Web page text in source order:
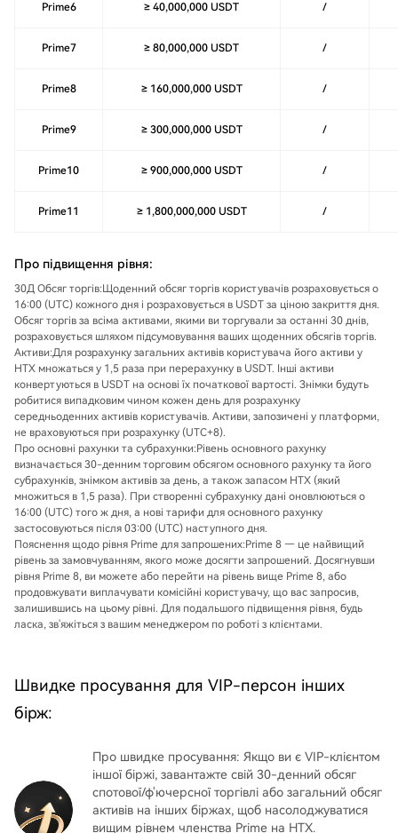
Prime6 ≥ 40,000,000 USDT /
Prime7 ≥ 80,000,000 USDT /
Prime8 ≥ 160,000,000 USDT /
Prime9 ≥ 300,000,000 USDT /
Prime10 ≥ 900,000,000 USDT /
Prime11 ≥ 1,800,000,000 USDT /
Про підвищення рівня:
30Д Обсяг торгів:Щоденний обсяг торгів користувачів розраховується о
16:00 (UTC) кожного дня і розраховується в USDT за ціною закриття дня.
Обсяг торгів за всіма активами, якими ви торгували за останні 30 днів,
розраховується шляхом підсумовування ваших щоденних обсягів торгів.
Активи:Для розрахунку загальних активів користувача його активи у
НТX множаться у 1,5 раза при перерахунку в USDT. Інші активи
конвертуються в USDT на основі їх початкової вартості. Знімки будуть
робитися випадковим чином кожен день для розрахунку
середньоденних активів користувачів. Активи, запозичені у платформи,
не враховуються при розрахунку (UTC+8).
Про основні рахунки та субрахунки:Рівень основного рахунку
визначається 30-денним торговим обсягом основного рахунку та його
субрахунків, знімком активів за день, а також запасом HTX (який
множиться в 1,5 раза). При створенні субрахунку дані оновлюються о
16:00 (UTC) того ж дня, а нові тарифи для основного рахунку
застосовуються після 03:00 (UTC) наступного дня.
Пояснення щодо рівня Prime для запрошених:Prime 8 — це найвищий
рівень за замовчуванням, якого може досягти запрошений. Досягнувши
рівня Prime 8, ви можете або перейти на рівень вище Prime 8, або
продовжувати виплачувати комісійні користувачу, що вас запросив,
залишившись на цьому рівні. Для подальшого підвищення рівня, будь
ласка, зв'яжіться з вашим менеджером по роботі з клієнтами.
Швидке просування для VIP-персон інших
бірж:
Про швидке просування: Якщо ви є VIP-клієнтом
іншої біржі, завантажте свій 30-денний обсяг
спотової/ф'ючерсної торгівлі або загальний обсяг
активів на інших біржах, щоб насолоджуватися
вищим рівнем членства Prime на HTX.